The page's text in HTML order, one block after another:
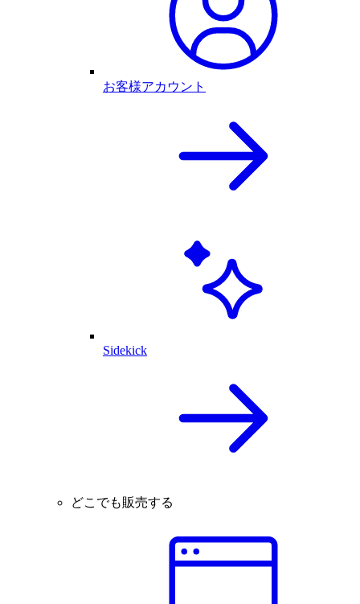
お客様アカウント
Sidekick
どこでも販売する